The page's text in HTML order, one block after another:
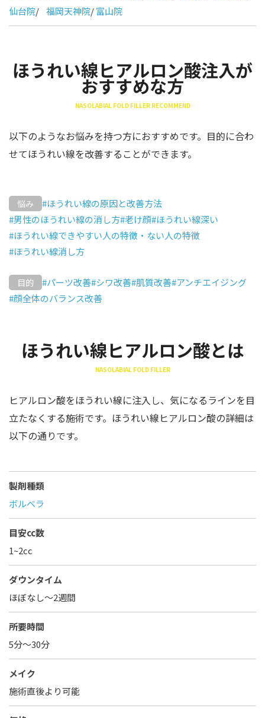
仙台院/ 福岡天神院/富山院
ほうれい線ヒアルロン酸注入が
おすすめな方
NASOLABIAL FOLD FILLER RECOMMEND
以下のようなお悩みを持つ方におすすめです。目的に合わ
せてほうれい線を改善することができます。
悩み
#ほうれい線の原因と改善方法
#男性のほうれい線の消し方#老け顔#ほうれい線深い
#ほうれい線できやすい人の特徴・ない人の特徴
#ほうれい線消し方
目的 #パーツ改善#シワ改善#肌質改善#アンチエイジング
#顔全体のバランス改善
ほうれい線ヒアルロン酸とは
NASOLABIAL FOLD FILLER
ヒアルロン酸をほうれい線に注入し、気になるラインを目
立たなくする施術です。ほうれい線ヒアルロン酸の詳細は
以下の通りです。
製剤種類
ボルベラ
目安cc数
1~2cc
ダウンタイム
ほぼなし〜2週間
所要時間
5分～30分
メイク
施術直後より可能